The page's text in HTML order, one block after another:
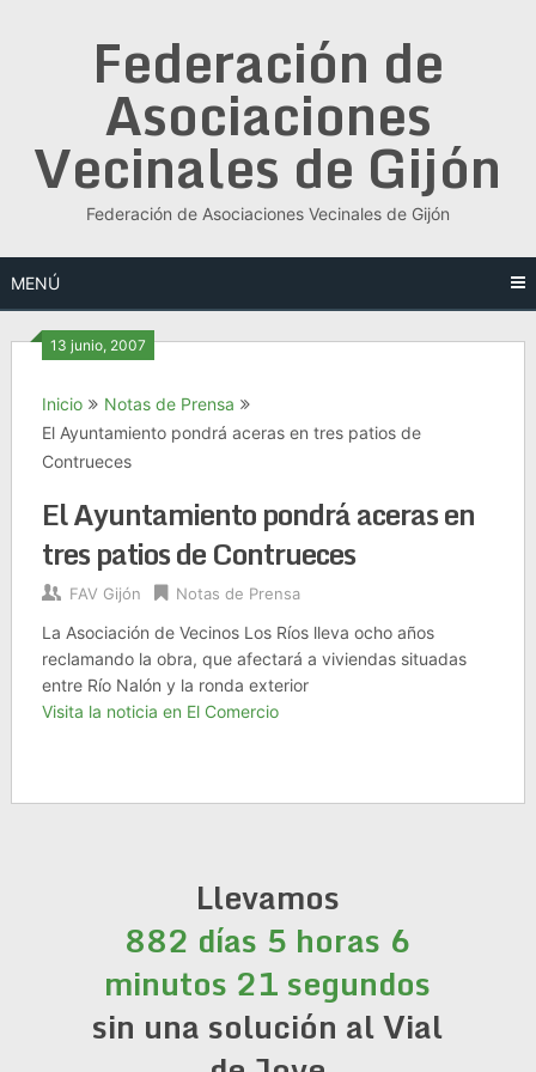
Federación de
Asociaciones
Vecinales de Gijón
Federación de Asociaciones Vecinales de Gijón
MENÚ
13 junio, 2007
Inicio
Notas de Prensa
El Ayuntamiento pondrá aceras en tres patios de
Contrueces
El Ayuntamiento pondrá aceras en
tres patios de Contrueces
FAV Gijón Notas de Prensa
La Asociación de Vecinos Los Ríos lleva ocho años
reclamando la obra, que afectará a viviendas situadas
entre Río Nalón y la ronda exterior
Visita la noticia en El Comercio
Llevamos
882 días 5 horas 6
minutos 21 segundos
sin una solución al Vial